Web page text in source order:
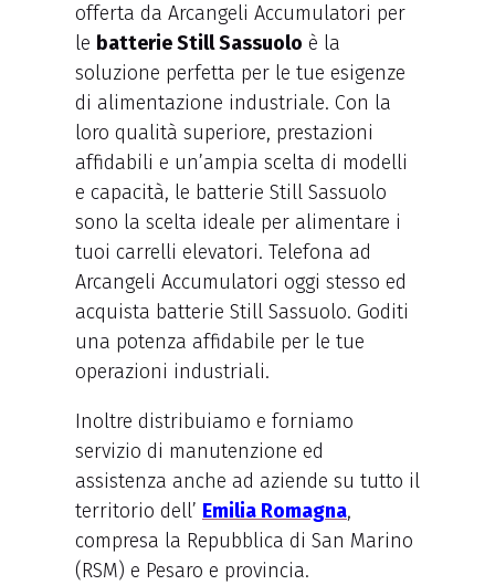
offerta da Arcangeli Accumulatori per
le batterie Still Sassuolo è la
soluzione perfetta per le tue esigenze
di alimentazione industriale. Con la
loro qualità superiore, prestazioni
affidabili e un’ampia scelta di modelli
e capacità, le batterie Still Sassuolo
sono la scelta ideale per alimentare i
tuoi carrelli elevatori. Telefona ad
Arcangeli Accumulatori oggi stesso ed
acquista batterie Still Sassuolo. Goditi
una potenza affidabile per le tue
operazioni industriali.
Inoltre distribuiamo e forniamo
servizio di manutenzione ed
assistenza anche ad aziende su tutto il
territorio dell’ Emilia Romagna,
compresa la Repubblica di San Marino
(RSM) e Pesaro e provincia.